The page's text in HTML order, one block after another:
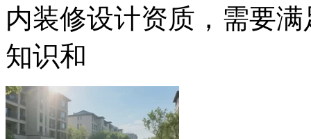
内装修设计资质，需要
知识和